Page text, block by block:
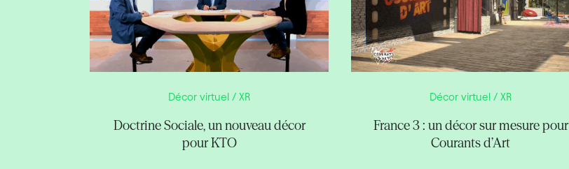
Décor virtuel / XR
Doctrine Sociale, un nouveau décor
pour KTO
Décor virtuel / XR
France 3 : un décor sur mesure pour
Courants d’Art